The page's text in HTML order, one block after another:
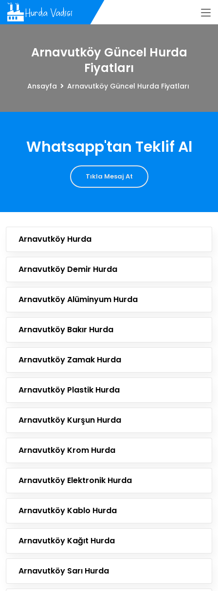
Arnavutköy Güncel Hurda
Fiyatları
Ansayfa Arnavutköy Güncel Hurda Fiyatları
Whatsapp'tan Teklif Al
Tıkla Mesaj At
Arnavutköy Hurda
Arnavutköy Demir Hurda
Arnavutköy Alüminyum Hurda
Arnavutköy Bakır Hurda
Arnavutköy Zamak Hurda
Arnavutköy Plastik Hurda
Arnavutköy Kurşun Hurda
Arnavutköy Krom Hurda
Arnavutköy Elektronik Hurda
Arnavutköy Kablo Hurda
Arnavutköy Kağıt Hurda
Arnavutköy Sarı Hurda